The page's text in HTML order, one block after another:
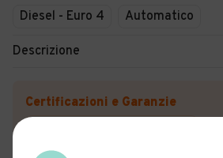
Diesel - Euro 4 Automatico
Descrizione
Certificazioni e Garanzie